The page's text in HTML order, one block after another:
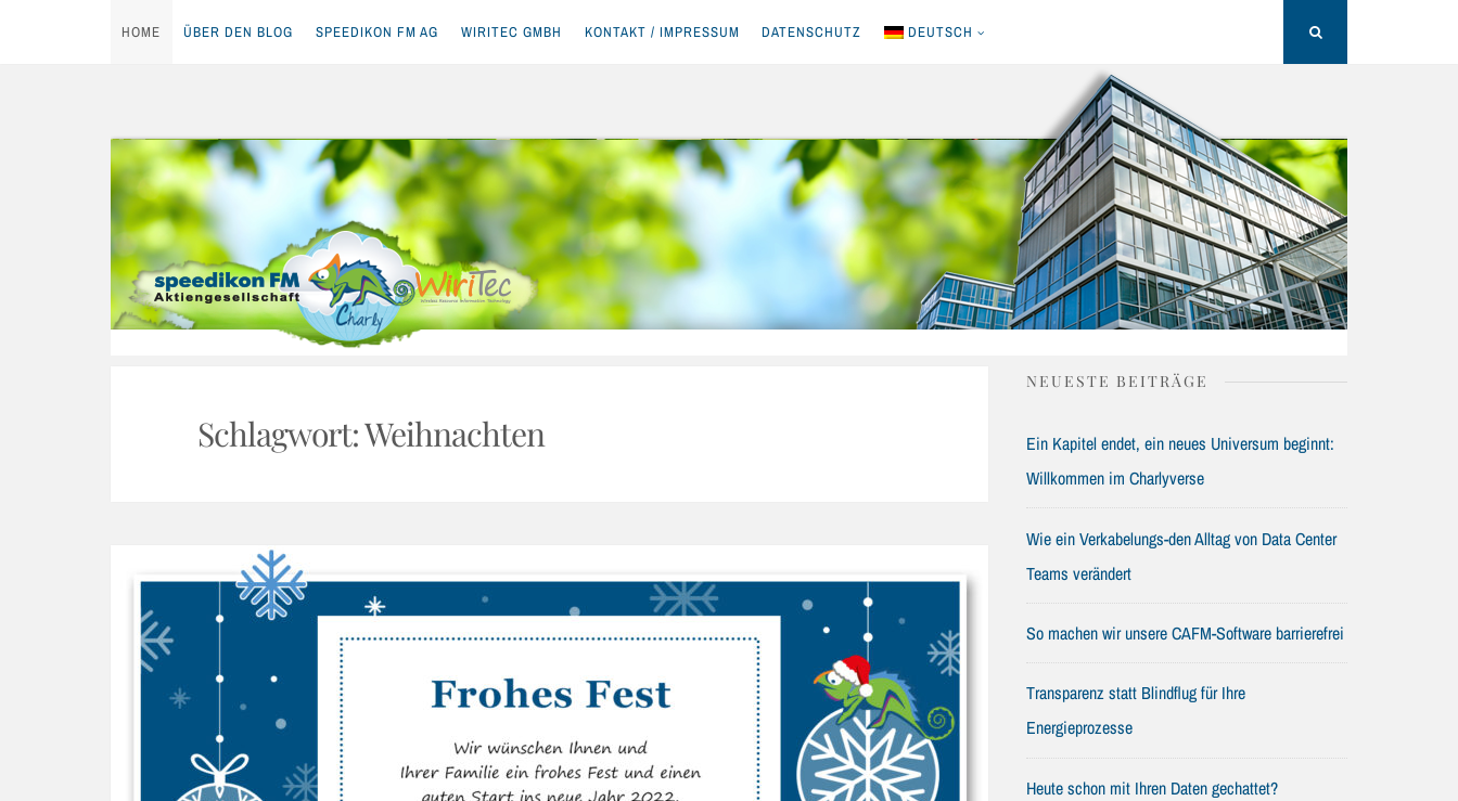
content
HOME ÜBER DEN BLOG SPEEDIKON FM AG WIRITEC GMBH KONTAKT / IMPRESSUM DATENSCHUTZ DEUTSCH
Schlagwort:Weihnachten
NEUESTE BEITRÄGE
Ein Kapitel endet, ein neues Universum beginnt:
Willkommen im Charlyverse
Wie ein Verkabelungs-den Alltag von Data Center
Teams verändert
So machen wir unsere CAFM-Software barrierefrei
Transparenz statt Blindflug für Ihre
Energieprozesse
Heute schon mit Ihren Daten gechattet?